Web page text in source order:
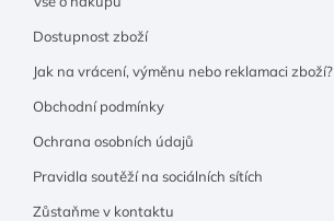
Dostupnost zboží
Jak na vrácení, výměnu nebo reklamaci zboží?
Obchodní podmínky
Ochrana osobních údajů
Pravidla soutěží na sociálních sítích
Zůstaňme v kontaktu